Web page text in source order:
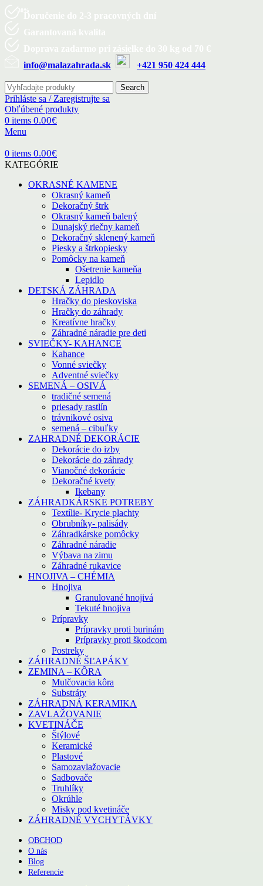
info@malazahrada.sk
+421 950 424 444
Search
Prihláste sa / Zaregistrujte sa
Obľúbené produkty
0 items 0.00€
Menu
0 items 0.00€
KATEGÓRIE
OKRASNÉ KAMENE
Okrasný kameň
Dekoračný štrk
Okrasný kameň balený
Dunajský riečny kameň
Dekoračný sklenený kameň
Piesky a štrkopiesky
Pomôcky na kameň
Ošetrenie kameňa
Lepidlo
DETSKÁ ZÁHRADA
Hračky do pieskoviska
Hračky do záhrady
Kreatívne hračky
Záhradné náradie pre deti
SVIEČKY- KAHANCE
Kahance
Vonné sviečky
Adventné sviečky
SEMENÁ – OSIVÁ
tradičné semená
priesady rastlín
trávnikové osiva
semená – cibuľky
ZAHRADNÉ DEKORÁCIE
Dekorácie do izby
Dekorácie do záhrady
Vianočné dekorácie
Dekoračné kvety
Ikebany
ZÁHRADKÁRSKE POTREBY
Textílie- Krycie plachty
Obrubníky- palisády
Záhradkárske pomôcky
Záhradné náradie
Výbava na zimu
Záhradné rukavice
HNOJIVA – CHÉMIA
Hnojiva
Granulované hnojivá
Tekuté hnojiva
Prípravky
Prípravky proti burinám
Prípravky proti škodcom
Postreky
ZÁHRADNÉ ŠĽAPÁKY
ZEMINA – KÔRA
Mulčovacia kôra
Substráty
ZÁHRADNÁ KERAMIKA
ZAVLAŽOVANIE
KVETINÁČE
Štýlové
Keramické
Plastové
Samozavlažovacie
Sadbovače
Truhlíky
Okrúhle
Misky pod kvetináče
ZÁHRADNÉ VYCHYTÁVKY
OBCHOD
O nás
Blog
Referencie